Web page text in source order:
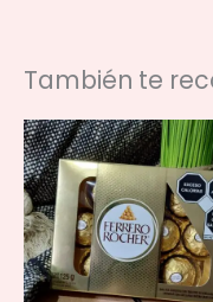
También te